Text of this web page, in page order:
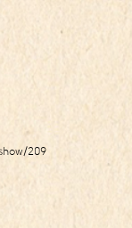
209